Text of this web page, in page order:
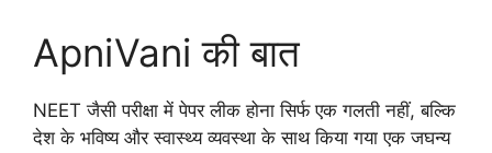
ApniVani की बात
NEET जैसी परीक्षा में पेपर लीक होना सिर्फ एक गलती नहीं, बल्कि
देश के भविष्य और स्वास्थ्य व्यवस्था के साथ किया गया एक जघन्य